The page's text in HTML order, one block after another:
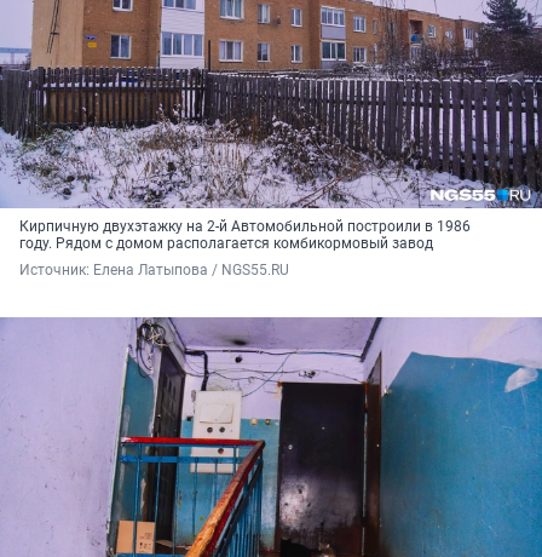
Кирпичную двухэтажку на 2-й Автомобильной построили в 1986
году. Рядом с домом располагается комбикормовый завод
Источник: Елена Латыпова / NGS55.RU